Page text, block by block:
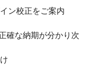
ン校正をご案内
確な納期が分かり次